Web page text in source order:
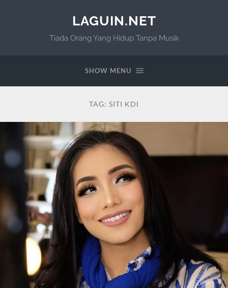
LAGUIN.NET
Tiada Orang Yang Hidup Tanpa Musik
SHOW MENU
TAG: SITI KDI